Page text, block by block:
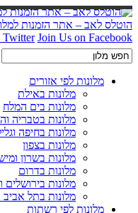
הוטלס לאב – אתר הזמנות
Twitter Join Us on Facebook!
מלונות לפי אזורים
מלונות באילת
מלונות בים המלח
מלונות בטבריה
מלונות בחיפה
מלונות בצפון
מלונות בשרון
מלונות בדרום
מלונות בירושלים
מלונות בתל אביב
מלונות לפי רשתות